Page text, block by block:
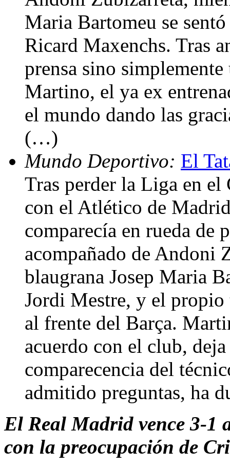
Maria Bartomeu se
Ricard Maxenchs. Tras
prensa sino
Martino, el ya ex
el mundo dando las
(…)
Mundo Deportivo: El
Tras perder la Liga en el
con el Atlético de
comparecía en rueda de
acompañado de Andoni
blaugrana Josep Maria
Jordi Mestre, y el propio
al frente del Barça.
acuerdo con el club,
comparecencia del
admitido preguntas, ha
El Real Madrid vence 3-1
con la preocupación de